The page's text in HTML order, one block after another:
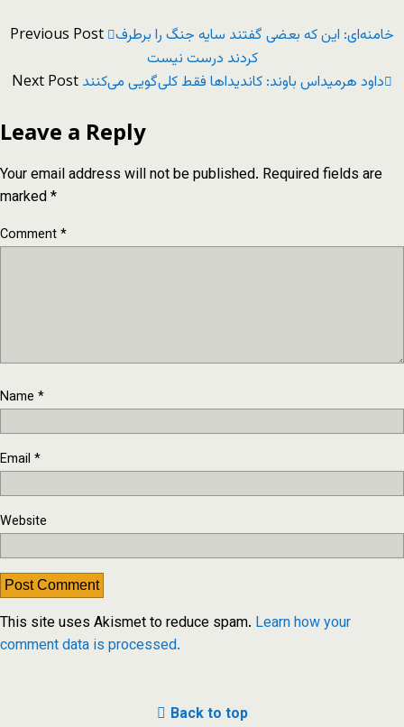
Previous Post خامنه‌ای: این که بعضی گفتند سایه جنگ را برطرف
کردند درست نیست
Next Post داود هرمیداس باوند: کاندیداها فقط کلی‌گویی می‌کنند
Leave a Reply
Your email address will not be published. Required fields are
marked*
Comment*
Name *
Email *
Website
This site uses Akismet to reduce spam. Learn how your
comment data is processed.
Back to top